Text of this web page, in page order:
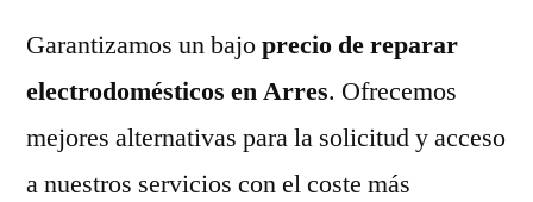
Garantizamos un bajoprecio de reparar
electrodomésticos en Arres. Ofrecemos
mejores alternativas para la solicitud y acceso
a nuestros servicios con el coste más